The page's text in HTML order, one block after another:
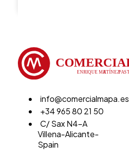
info@comercialmapa.es
+34 965 80 21 50
C/ Sax N4-A
Villena-Alicante-
Spain